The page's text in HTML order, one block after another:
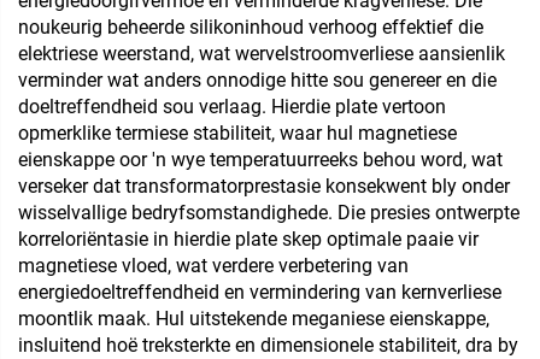
noukeurig beheerde silikoninhoud verhoog effektief die
elektriese weerstand, wat wervelstroomverliese aansienlik
verminder wat anders onnodige hitte sou genereer en die
doeltreffendheid sou verlaag. Hierdie plate vertoon
opmerklike termiese stabiliteit, waar hul magnetiese
eienskappe oor 'n wye temperatuurreeks behou word, wat
verseker dat transformatorprestasie konsekwent bly onder
wisselvallige bedryfsomstandighede. Die presies ontwerpte
korreloriëntasie in hierdie plate skep optimale paaie vir
magnetiese vloed, wat verdere verbetering van
energiedoeltreffendheid en vermindering van kernverliese
moontlik maak. Hul uitstekende meganiese eienskappe,
insluitend hoë treksterkte en dimensionele stabiliteit, dra by